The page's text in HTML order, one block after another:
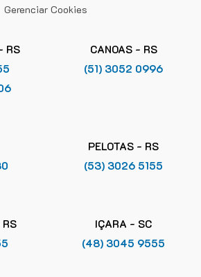
Gerenciar Cookies
RS
CANOAS - RS
(51) 3052 0996
PELOTAS - RS
(53) 3026 5155
RS
IÇARA - SC
(48) 3045 9555